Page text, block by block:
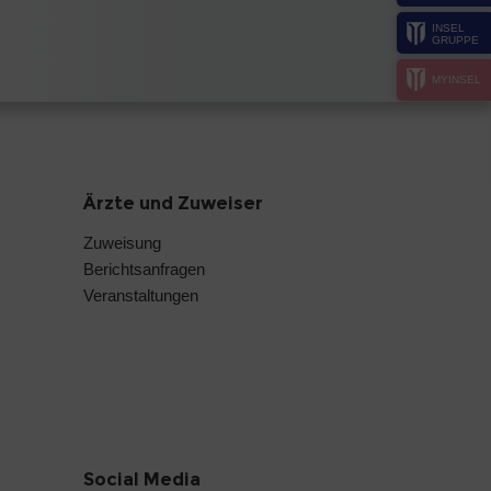
INSEL
GRUPPE
MYINSEL
Ärzte und Zuweiser
Zuweisung
Berichtsanfragen
Veranstaltungen
Social Media